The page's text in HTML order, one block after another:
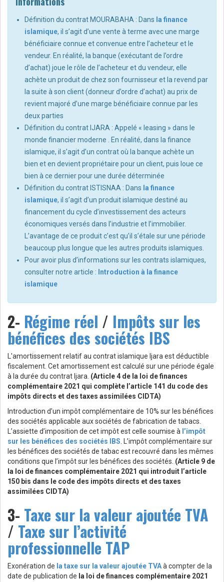
Définition du contrat MOURABAHA : Dans la finance
islamique, il s’agit d’une vente à terme avec une marge
bénéficiaire connue et convenue entre l’acheteur et le
vendeur. En réalité, la banque (exécutant de l’ordre
d’achat) joue le rôle de l’acheteur et du vendeur, elle
achète un produit de chez son fournisseur et la revend par
la suite à son client (donneur d’ordre d’achat) au prix de
revient majoré d’une marge bénéficiaire connue par les
deux parties
Définition du contrat IJARA : Appelé « leasing » dans le
monde financier moderne . En réalité, dans la finance
islamique, il s’agit d’un contrat où la banque achète un
bien et en devient propriétaire pour un client, puis loue ce
bien à ce dernier pour une durée déterminée
Définition du contrat ISTISNAA : Dans la finance
islamique, il s’agit d’un produit islamique destiné au
financement du cycle d’investissement des acteurs
économiques versés dans l’industrie et l’immobilier.
L’avantage de ce produit c’est qu’il s’étale sur une période
beaucoup plus longue que les autres produits islamiques.
Pour avoir plus d’informations sur les contrats islamiques,
consulter notre article : Introduction à la finance
islamique
2- Régime réel / Impôts sur les
bénéfices des sociétés IBS
L'amortissement relatif au contrat islamique Ijara est déductible
fiscalement. Cet amortissement est calculé sur une période égale
à la durée du contrat Ijara. (Article 4 de la loi de finances
complémentaire 2021 qui complète l’article 141 du code des
impôts directs et des taxes assimilées CIDTA)
Introduction d’un impôt complémentaire de 10% sur les bénéfices
des sociétés applicable aux sociétés de fabrication de tabacs.
L’assiette d’imposition de cet impôt est celle soumise à l’impôt
sur les bénéfices des sociétés IBS . L’impôt complémentaire sur
les bénéfices des sociétés de tabac est recouvré dans les mêmes
conditions que l’impôt sur les bénéfices des sociétés. (Article 9 de
la loi de finances complémentaire 2021 qui introduit l’article
150 bis dans le code des impôts directs et des taxes
assimilées CIDTA)
3- Taxe sur la valeur ajoutée TVA
/ Taxe sur l’activité
professionnelle TAP
Exonération de la taxe sur la valeur ajoutée TVAà compter de la
date de publication de la loi de finances complémentaire 2021